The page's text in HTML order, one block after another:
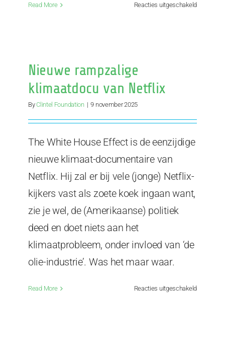
Read More Reacties uitgeschakeldvoor
Nieuwe rampzalige
klimaatdocu van Netflix
ByClintel Foundation | 9 november 2025
The White House Effect is de eenzijdige
nieuwe klimaat-documentaire van
Netflix. Hij zal er bij vele (jonge) Netflix-
kijkers vast als zoete koek ingaan want,
zie je wel, de (Amerikaanse) politiek
deed en doet niets aan het
klimaatprobleem, onder invloed van ‘de
olie-industrie’. Was het maar waar.
Read More Reacties uitgeschakeldvoor